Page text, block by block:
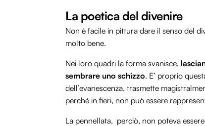
La poetica del divenire
Non è facile in pittura dare il senso del
molto bene.
Nei loro quadri la forma svanisce,
sembrare uno schizzo. E’ proprio
dell’evanescenza, trasmette
perché in fieri, non può essere
La pennellata, perciò, non poteva